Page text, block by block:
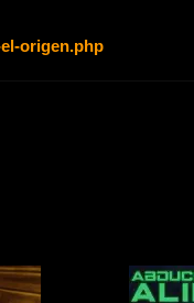
origen.php